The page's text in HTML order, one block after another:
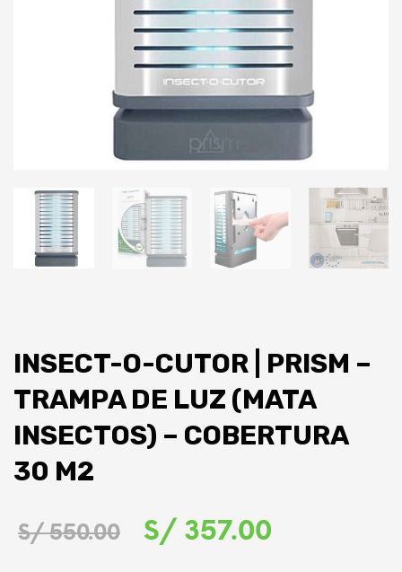
INSECT-O-CUTOR | PRISM –
TRAMPA DE LUZ (MATA
INSECTOS) – COBERTURA
30 M2
S/550.00
El
S/ 357.00